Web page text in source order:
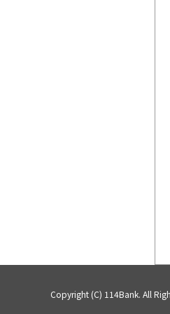
Copyright (C) 114Bank. All